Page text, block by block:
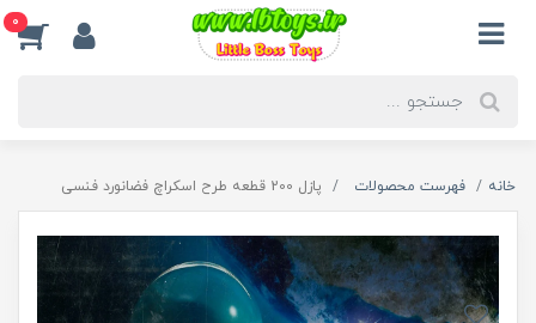
0
خانه فهرست محصولات پازل 200 قطعه طرح اسکراچ فضانورد فنسی